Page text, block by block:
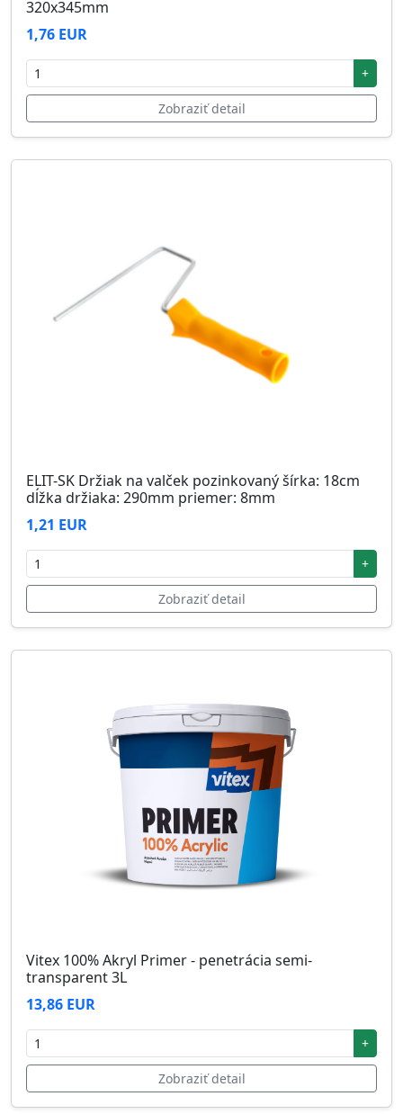
320x345mm
1,76 EUR
+
Zobraziť detail
ELIT-SK Držiak na valček pozinkovaný šírka: 18cm
dĺžka držiaka: 290mm priemer: 8mm
1,21 EUR
+
Zobraziť detail
Vitex 100% Akryl Primer - penetrácia semi-
transparent 3L
13,86 EUR
+
Zobraziť detail